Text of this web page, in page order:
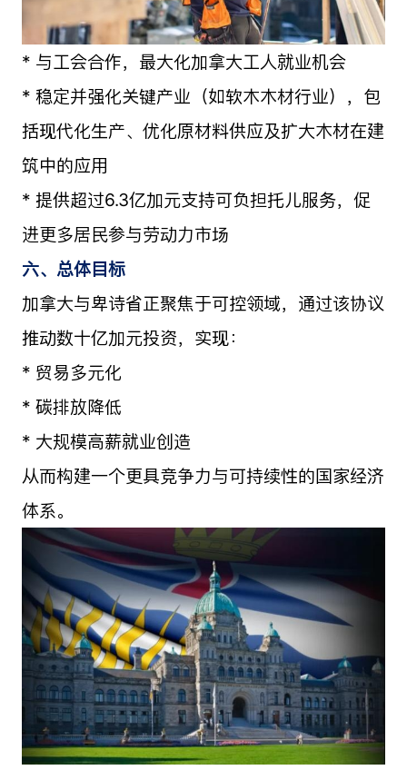
* 与工会合作，最大化加拿大工人就业机会
* 稳定并强化关键产业（如软木木材行业），包
括现代化生产、优化原材料供应及扩大木材在建
筑中的应用
* 提供超过6.3亿加元支持可负担托儿服务，促
进更多居民参与劳动力市场
六、总体目标
加拿大与卑诗省正聚焦于可控领域，通过该协议
推动数十亿加元投资，实现：
* 贸易多元化
* 碳排放降低
* 大规模高薪就业创造
从而构建一个更具竞争力与可持续性的国家经济
体系。